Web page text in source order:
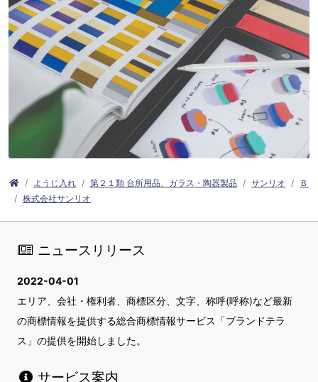
ようじ入れ 第２１類 台所用品、ガラス・陶器製品 サンリオ
Ｂ
株式会社サンリオ
ニュースリリース
2022-04-01
エリア、会社・権利者、商標区分、文字、称呼(呼称)など最新
の商標情報を提供する総合商標情報サービス「ブランドテラ
ス」の提供を開始しました。
サービス案内